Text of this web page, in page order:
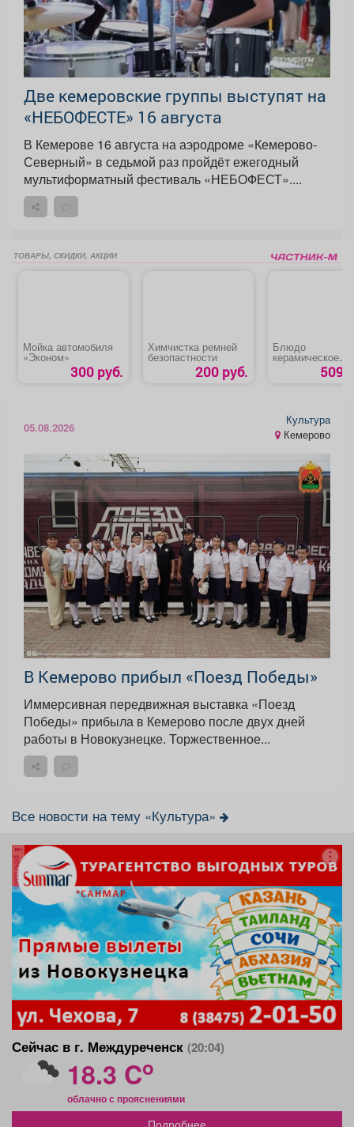
Две кемеровские группы выступят на
«НЕБОФЕСТЕ» 16 августа
В Кемерове 16 августа на аэродроме «Кемерово-
Северный» в седьмой раз пройдёт ежегодный
мультиформатный фестиваль «НЕБОФЕСТ»....
ТОВАРЫ, СКИДКИ, АКЦИИ
Мойка автомобиля
«Эконом»
300 руб.
Химчистка ремней
безопастности
200 руб.
Блюдо
керамическое
«Ляган Узоры»
509
05.08.2026
Культура
Кемерово
В Кемерово прибыл «Поезд Победы»
Иммерсивная передвижная выставка «Поезд
Победы» прибыла в Кемерово после двух дней
работы в Новокузнецке. Торжественное...
Все новости на тему «Культура»
реклама
Сейчас в г. Междуреченск (20:04)
18.3 Co
облачно с прояснениями
Подробнее